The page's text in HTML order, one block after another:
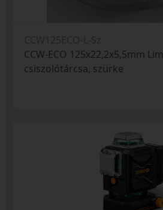
CCW-ECO 125x22,2x5,5mm
csiszolótárcsa, szürke